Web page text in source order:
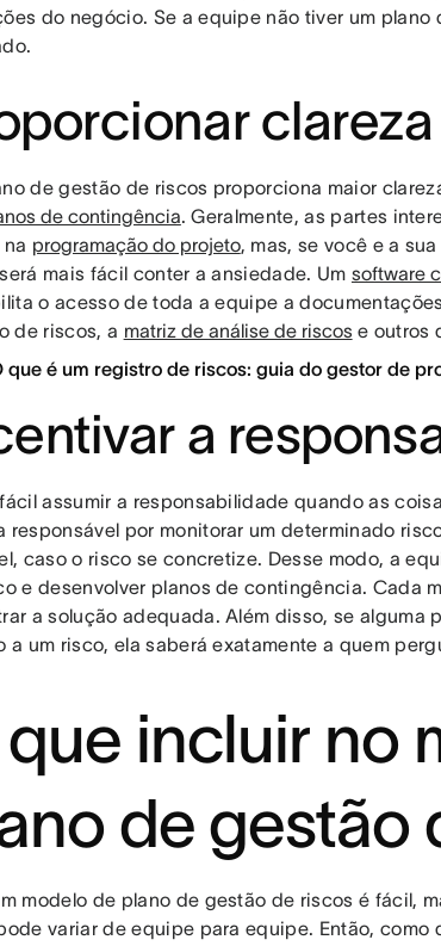
do negócio. Se a equipe não tiver um
clareza
de gestão de riscos proporciona maior
de contingência. Geralmente, as partes
programação do projeto, mas, se você e a
mais fácil conter a ansiedade. Um software
o acesso de toda a equipe a
de riscos, a matriz de análise de riscos e outros
que é um registro de riscos: guia do gestor de
a
assumir a responsabilidade quando as
responsável por monitorar um determinado
caso o risco se concretize. Desse modo, a
e desenvolver planos de contingência. Cada
a solução adequada. Além disso, se
a um risco, ela saberá exatamente a quem
incluir no
de gestão
modelo de plano de gestão de riscos é fácil,
variar de equipe para equipe. Então,